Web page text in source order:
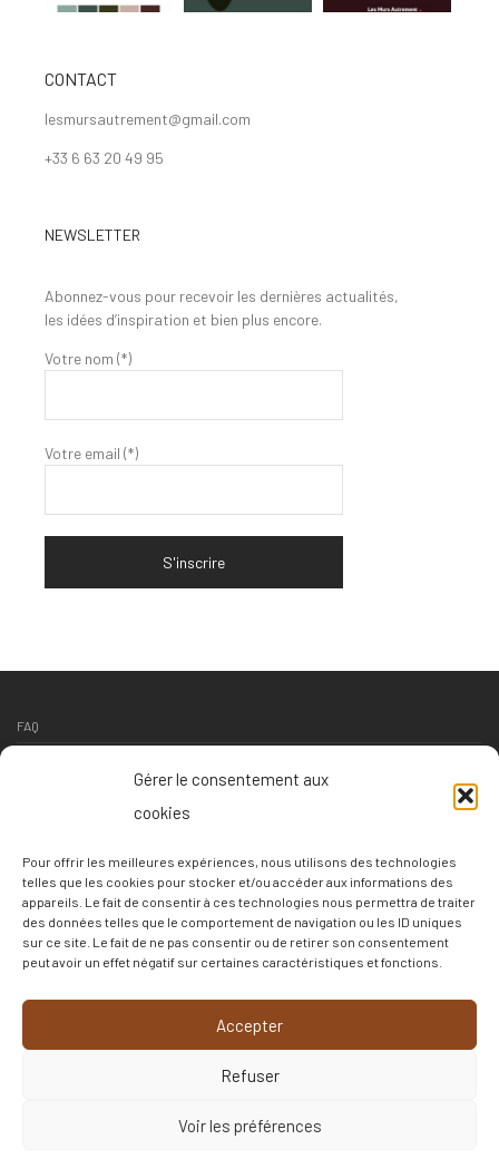
Gérer le consentement aux
cookies
Pour offrir les meilleures expériences, nous utilisons des technologies
telles que les cookies pour stocker et/ou accéder aux informations des
appareils. Le fait de consentir à ces technologies nous permettra de traiter
des données telles que le comportement de navigation ou les ID uniques
sur ce site. Le fait de ne pas consentir ou de retirer son consentement
peut avoir un effet négatif sur certaines caractéristiques et fonctions.
Accepter
Refuser
Voir les préférences
CONTACT
lesmursautrement@gmail.com
+33 6 63 20 49 95
NEWSLETTER
Abonnez-vous pour recevoir les dernières actualités,
les idées d’inspiration et bien plus encore.
Votre nom (*)
Votre email (*)
FAQ
Conditions de retour
Politique de confidentialité
Politique de cookies